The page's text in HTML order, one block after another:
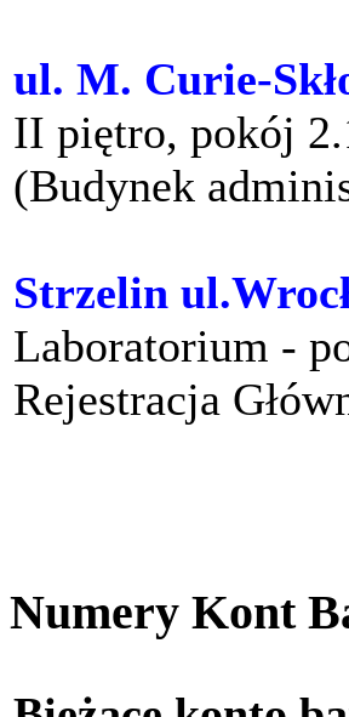
ul. M. Curie-
II piętro, pokój
(Budynek
Strzelin
Laboratorium -
Rejestracja
Numery Kont